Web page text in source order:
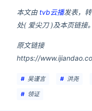
本文由 tvb云播发表，
处( 爱尖刀 )及本页链接。
原文链接
https://
吴谨言 洪尧
领证